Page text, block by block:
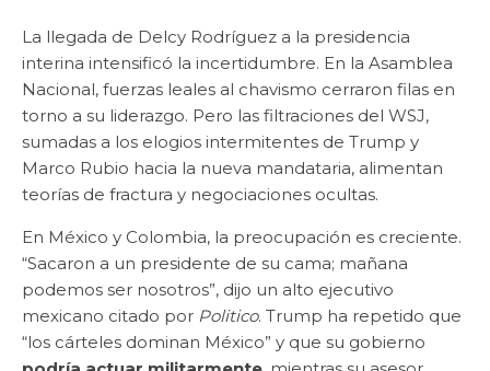
La llegada de Delcy Rodríguez a la presidencia
interina intensificó la incertidumbre. En la Asamblea
Nacional, fuerzas leales al chavismo cerraron filas en
torno a su liderazgo. Pero las filtraciones del WSJ,
sumadas a los elogios intermitentes de Trump y
Marco Rubio hacia la nueva mandataria, alimentan
teorías de fractura y negociaciones ocultas.
En México y Colombia, la preocupación es creciente.
“Sacaron a un presidente de su cama; mañana
podemos ser nosotros”, dijo un alto ejecutivo
mexicano citado por Politico. Trump ha repetido que
“los cárteles dominan México” y que su gobierno